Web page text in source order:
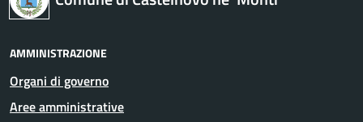
AMMINISTRAZIONE
Organi di governo
Aree amministrative